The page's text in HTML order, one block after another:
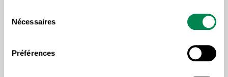
Nécessaires
Préférences
Lire plus d'articles sous la